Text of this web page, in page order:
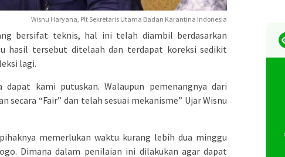
Wisnu Haryana, Plt Sekretaris Utama Badan Karantina Indonesia
bersifat teknis, hal ini telah diambil berdasarkan
hasil tersebut ditelaah dan terdapat koreksi sedikit
lagi.
kami putuskan. Walaupun pemenangnya dari
“Fair” dan telah sesuai mekanisme” Ujar Wisnu
memerlukan waktu kurang lebih dua minggu
Dimana dalam penilaian ini dilakukan agar dapat